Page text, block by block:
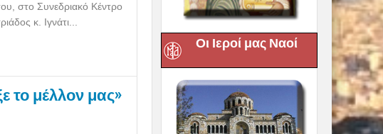
στο Συνεδριακό Κέντρο
κ. Ιγνάτι...
το μέλλον μας»
Οι Ιεροί μας Ναοί